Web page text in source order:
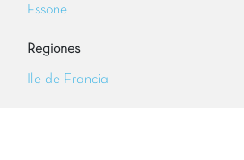
Essone
Regiones
Ile de Francia